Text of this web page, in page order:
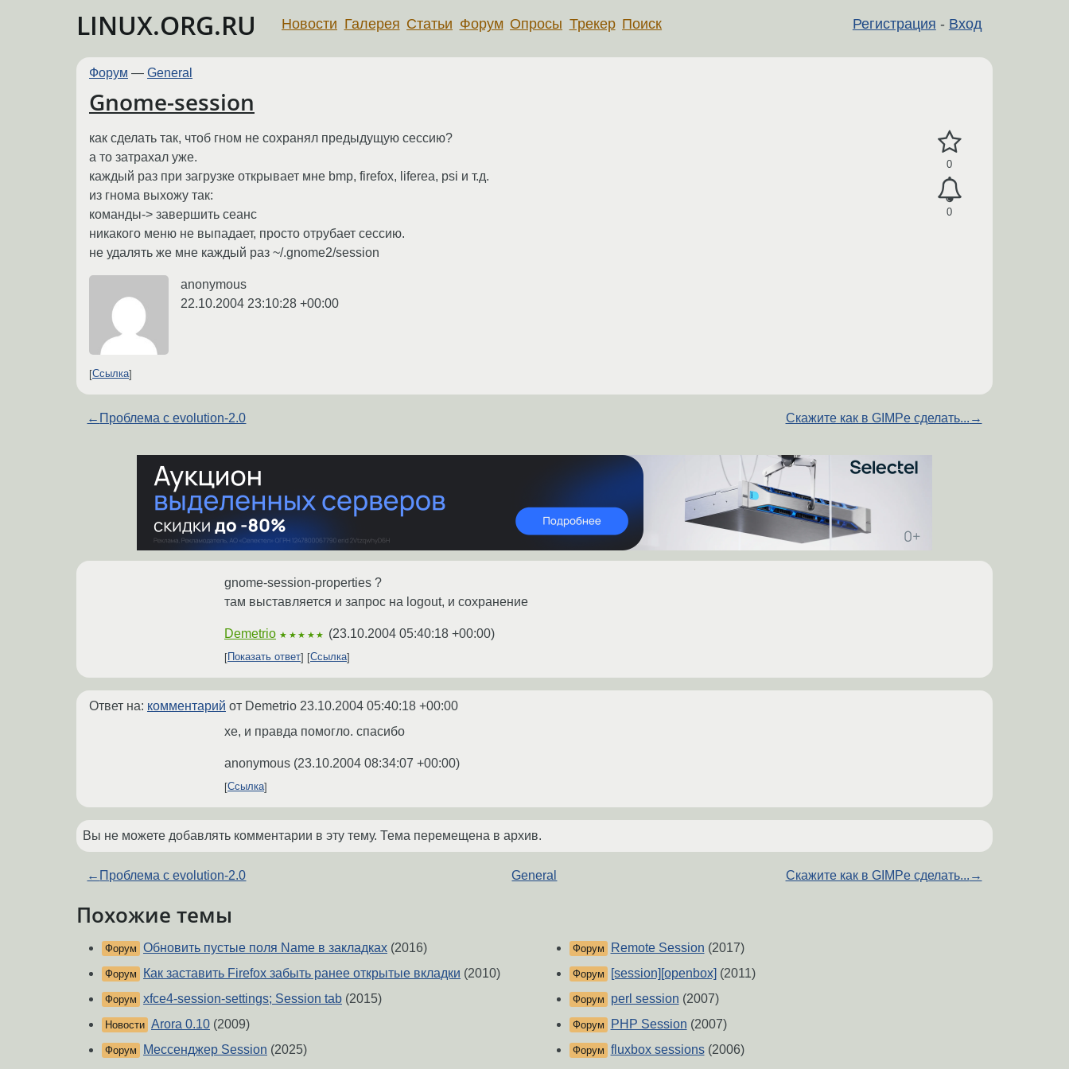
LINUX.ORG.RU Регистрация - Вход
Новости Галерея Статьи Форум Опросы Трекер Поиск
Форум — General
Gnome-session
0
0
как сделать так, чтоб гном не сохранял предыдущую сессию?
а то затрахал уже.
каждый раз при загрузке открывает мне bmp, firefox, liferea, psi и т.д.
из гнома выхожу так:
команды-> завершить сеанс
никакого меню не выпадает, просто отрубает сессию.
не удалять же мне каждый раз ~/.gnome2/session
anonymous
22.10.2004 23:10:28 +00:00
Ссылка
← Проблема с evolution-2.0 Скажите как в GIMPе сделать... →
gnome-session-properties ?
там выставляется и запрос на logout, и сохранение
Demetrio ★★★★★ (23.10.2004 05:40:18 +00:00)
Показать ответ Ссылка
Ответ на: комментарий от Demetrio 23.10.2004 05:40:18 +00:00
хе, и правда помогло. спасибо
anonymous (23.10.2004 08:34:07 +00:00)
Ссылка
Вы не можете добавлять комментарии в эту тему. Тема перемещена в архив.
← Проблема с evolution-2.0 General Скажите как в GIMPе сделать... →
Похожие темы
Форум Обновить пустые поля Name в закладках (2016)
Форум Как заставить Firefox забыть ранее открытые вкладки (2010)
Форум xfce4-session-settings; Session tab (2015)
Новости Arora 0.10 (2009)
Форум Мессенджер Session (2025)
Форум Remote Session (2017)
Форум [session][openbox] (2011)
Форум perl session (2007)
Форум PHP Session (2007)
Форум fluxbox sessions(2006)